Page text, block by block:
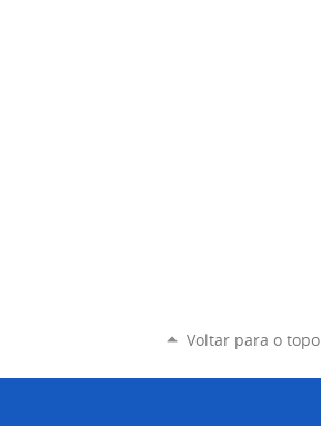
Voltar para o topo